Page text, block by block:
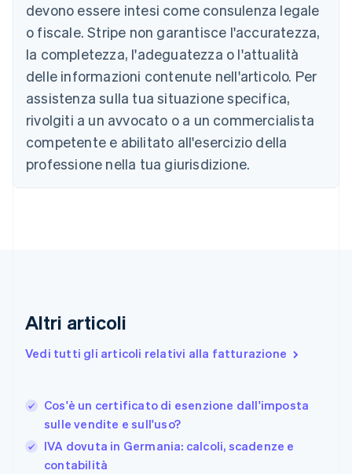
devono essere intesi come consulenza legale
o fiscale. Stripe non garantisce l'accuratezza,
la completezza, l'adeguatezza o l'attualità
delle informazioni contenute nell'articolo. Per
assistenza sulla tua situazione specifica,
rivolgiti a un avvocato o a un commercialista
competente e abilitato all'esercizio della
professione nella tua giurisdizione.
Altri articoli
Vedi tutti gli articoli relativi alla fatturazione
Cos'è un certificato di esenzione dall'imposta
sulle vendite e sull'uso?
IVA dovuta in Germania: calcoli, scadenze e
contabilità
Austria
Deutsch English
Belgio
NederlandsFrançais DeutschEnglish
Brasile
PortuguêsEnglish
English
Canada
English
Cina continentale
简体中文English
English
Estonia
Francia
Germania
DeutschEnglish
Giappone